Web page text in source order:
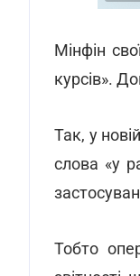
Мінфін
курсів».
Так, у
слова «у
Тобто